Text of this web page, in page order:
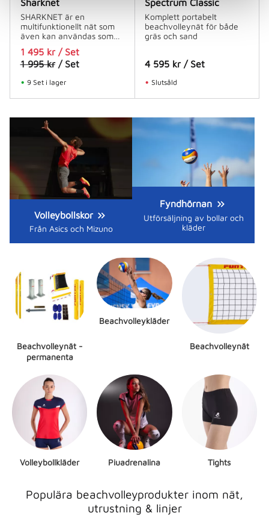
Sharknet
SHARKNET är en
multifunktionellt nät som
även kan användas som
ett klassiskt volleybollnät.
1 495kr / Set
1 995kr / Set
9 Set i lager
Spectrum Classic
Komplett portabelt
beachvolleynät för både
gräs och sand
4 595 kr / Set
Slutsåld
Volleybollskor
Från Asics och Mizuno
Fyndhörnan
Utförsäljning av bollar och
kläder
Beachvolleynät -
permanenta
Beachvolleykläder
Beachvolleynät
Volleybollkläder Piuadrenalina Tights
Populära beachvolleyprodukter inom nät,
utrustning & linjer